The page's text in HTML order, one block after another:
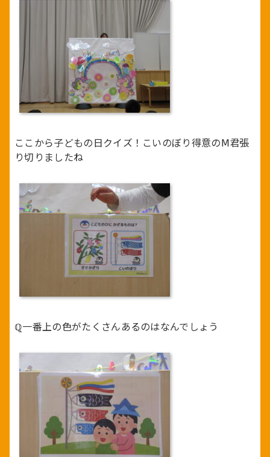
ここから子どもの日クイズ！こいのぼり得意のⅯ君張
り切りましたね
ℚ一番上の色がたくさんあるのはなんでしょう